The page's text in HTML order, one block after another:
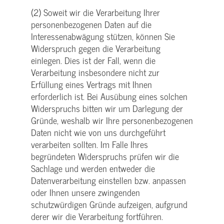
(2) Soweit wir die Verarbeitung Ihrer
personenbezogenen Daten auf die
Interessenabwägung stützen, können Sie
Widerspruch gegen die Verarbeitung
einlegen. Dies ist der Fall, wenn die
Verarbeitung insbesondere nicht zur
Erfüllung eines Vertrags mit Ihnen
erforderlich ist. Bei Ausübung eines solchen
Widerspruchs bitten wir um Darlegung der
Gründe, weshalb wir Ihre personenbezogenen
Daten nicht wie von uns durchgeführt
verarbeiten sollten. Im Falle Ihres
begründeten Widerspruchs prüfen wir die
Sachlage und werden entweder die
Datenverarbeitung einstellen bzw. anpassen
oder Ihnen unsere zwingenden
schutzwürdigen Gründe aufzeigen, aufgrund
derer wir die Verarbeitung fortführen.